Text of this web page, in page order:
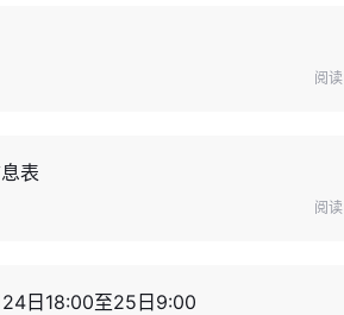
阅读
表
阅读
24日18:00至25日9:00